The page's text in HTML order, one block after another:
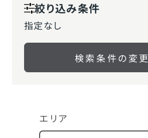
絞り込み条件
指定なし
検索条件の変更
エリア